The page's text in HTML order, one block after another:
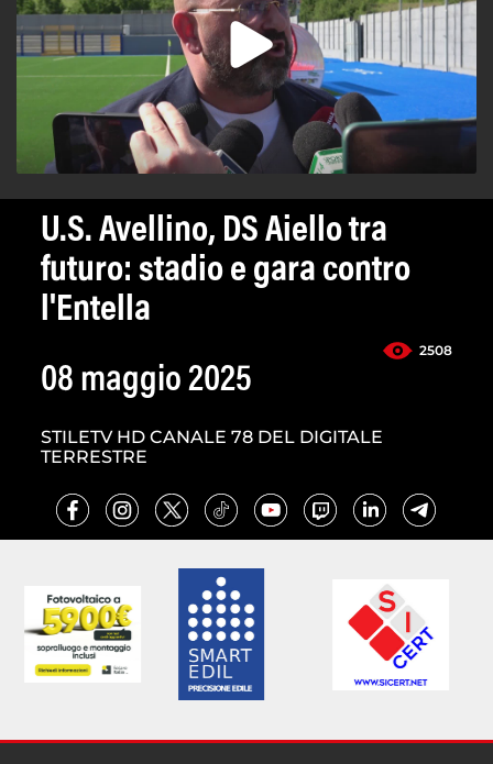
U.S. Avellino, DS Aiello tra
futuro: stadio e gara contro
l'Entella
2508
08 maggio 2025
STILETV HD CANALE 78 DEL DIGITALE
TERRESTRE